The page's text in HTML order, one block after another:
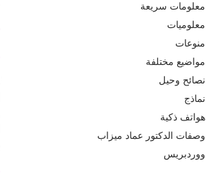
معلومات سريعة
معلوميات
منوعات
مواضيع مختلفة
نصائح وحيل
نماذج
هواتف ذكية
وصفات الدكتور عماد ميزاب
ووردبريس